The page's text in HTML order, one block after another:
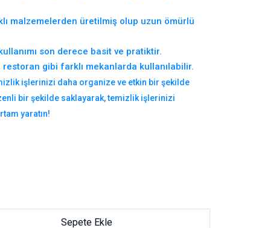
malzemelerden üretilmiş olup uzun ömürlü
son derece basit ve pratiktir.
restoran gibi farklı mekanlarda kullanılabilir.
işlerinizi daha organize ve etkin bir şekilde
bir şekilde saklayarak, temizlik işlerinizi
yaratın!
Sepete Ekle